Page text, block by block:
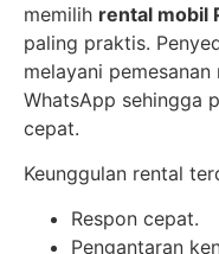
memilih rental mobil
paling praktis.
melayani
WhatsApp sehingga
cepat.
Keunggulan rental
Respon cepat.
Pengantaran